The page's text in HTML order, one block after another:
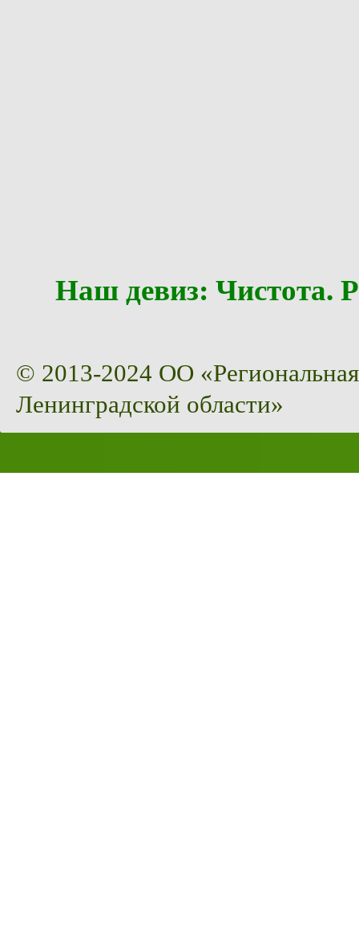
Наш девиз:
© 2013-2024 ОО
Ленинградской области»